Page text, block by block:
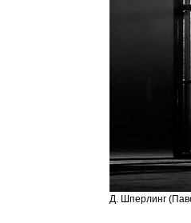
Д. Шперлинг